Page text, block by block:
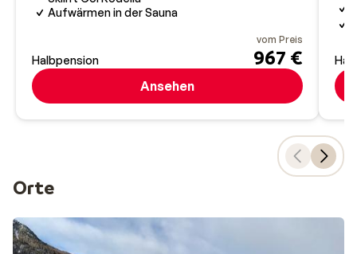
Aufwärmen in der Sauna
Halbpension
vom Preis
967 €
Ansehen
Orte